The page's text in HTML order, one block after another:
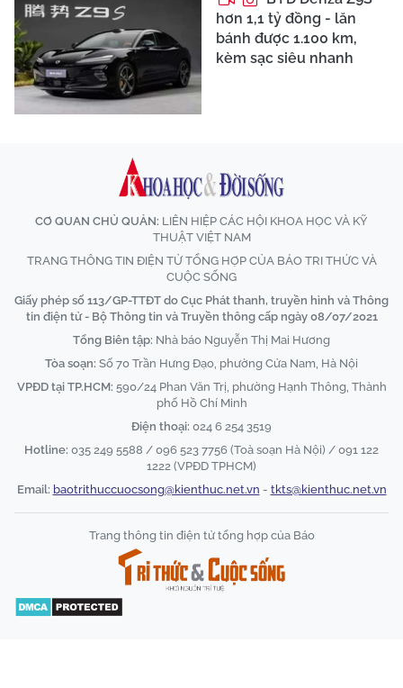
hơn 1,1 tỷ đồng - lăn
bánh được 1.100 km,
kèm sạc siêu nhanh
CƠ QUAN CHỦ QUẢN: LIÊN HIỆP CÁC HỘI KHOA HỌC VÀ KỸ
THUẬT VIỆT NAM
TRANG THÔNG TIN ĐIỆN TỬ TỔNG HỢP CỦA BÁO TRI THỨC VÀ
CUỘC SỐNG
Giấy phép số 113/GP-TTĐT do Cục Phát thanh, truyền hình và Thông
tin điện tử - Bộ Thông tin và Truyền thông cấp ngày 08/07/2021
Tổng Biên tập: Nhà báo Nguyễn Thị Mai Hương
Tòa soạn: Số 70 Trần Hưng Đạo, phường Cửa Nam, Hà Nội
VPĐD tại TP.HCM: 590/24 Phan Văn Trị, phường Hạnh Thông, Thành
phố Hồ Chí Minh
Điện thoại: 024 6 254 3519
Hotline: 035 249 5588 / 096 523 7756 (Toà soạn Hà Nội) / 091 122
1222 (VPĐD TPHCM)
Email: baotrithuccuocsong@kienthuc.net.vn - tkts@kienthuc.net.vn
Trang thông tin điện tử tổng hợp của Báo